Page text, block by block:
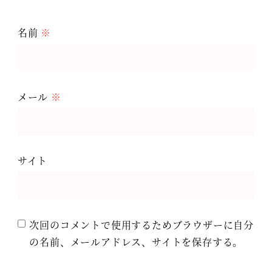
名前 ※
メール ※
サイト
次回のコメントで使用するためブラウザーに自分
の名前、メールアドレス、サイトを保存する。